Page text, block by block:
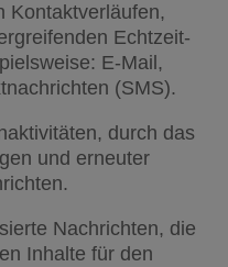
Kontaktverläufen,
Echtzeit-
E-Mail,
(SMS).
durch das
und erneuter
Nachrichten, die
Inhalte für den